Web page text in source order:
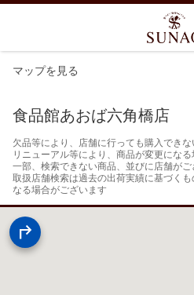
マップを見る
食品館あおば六角橋店
欠品等により、店舗に行っても購入でき
リニューアル等により、商品が変更にな
一部、検索できない商品、並びに店舗がご
取扱店舗検索は過去の出荷実績に基づく
なる場合がございます